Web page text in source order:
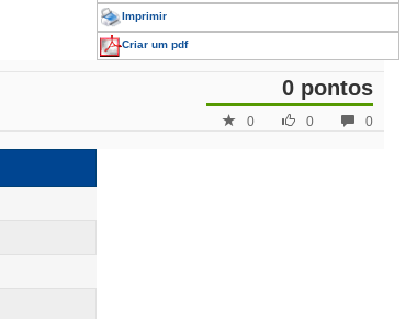
Imprimir
Criar um pdf
0 pontos
0
0
0